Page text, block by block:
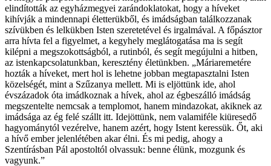
elindították az egyházmegyei zarándoklatokat, hogy a híveket
kihívják a mindennapi életterükből, és imádságban találkozzanak
szívükben és lelkükben Isten szeretetével és irgalmával. A főpásztor
arra hívta fel a figyelmet, a kegyhely meglátogatása ma is segít
kilépni a megszokottságból, a rutinból, és segít megújulni a hitben,
az istenkapcsolatunkban, keresztény életünkben. „Máriaremetére
hozták a híveket, mert hol is lehetne jobban megtapasztalni Isten
közelségét, mint a Szűzanya mellett. Mi is eljöttünk ide, ahol
évszázadok óta imádkoznak a hívek, ahol az égbeszálló imádság
megszentelte nemcsak a templomot, hanem mindazokat, akiknek az
imádsága az ég felé szállt itt. Idejöttünk, nem valamiféle kiüresedő
hagyománytól vezérelve, hanem azért, hogy Istent keressük. Őt, aki
a hívő ember jelenlétében akar élni. És mi pedig, ahogy a
Szentírásban Pál apostoltól olvassuk: benne élünk, mozgunk és
vagyunk.”